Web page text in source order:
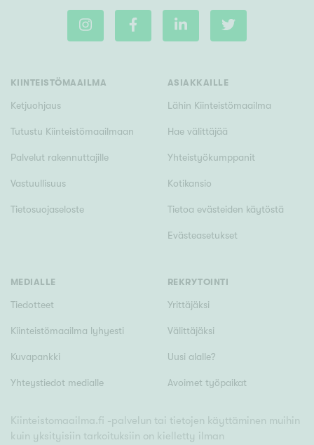
KIINTEISTÖMAAILMA
Ketjuohjaus
Tutustu Kiinteistömaailmaan
Palvelut rakennuttajille
Vastuullisuus
Tietosuojaseloste
ASIAKKAILLE
Lähin Kiinteistömaailma
Hae välittäjää
Yhteistyökumppanit
Kotikansio
Tietoa evästeiden käytöstä
Evästeasetukset
MEDIALLE
Tiedotteet
Kiinteistömaailma lyhyesti
Kuvapankki
Yhteystiedot medialle
REKRYTOINTI
Yrittäjäksi
Välittäjäksi
Uusi alalle?
Avoimet työpaikat
Kiinteistomaailma.fi -palvelun tai tietojen käyttäminen muihin
kuin yksityisiin tarkoituksiin on kielletty ilman